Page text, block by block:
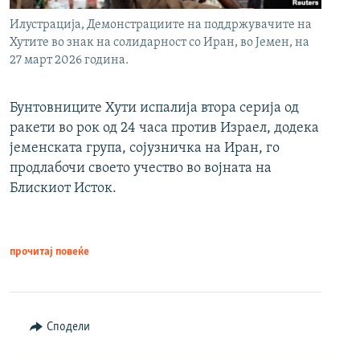
Илустрација, Демонстрациите на поддржувачите на
Хутите во знак на солидарност со Иран, во Јемен, на
27 март 2026 година.
Бунтовниците Хути испалија втора серија од
ракети во рок од 24 часа против Израел, додека
јеменската група, сојузничка на Иран, го
продлабочи своето учество во војната на
Блискиот Исток.
прочитај повеќе
Сподели